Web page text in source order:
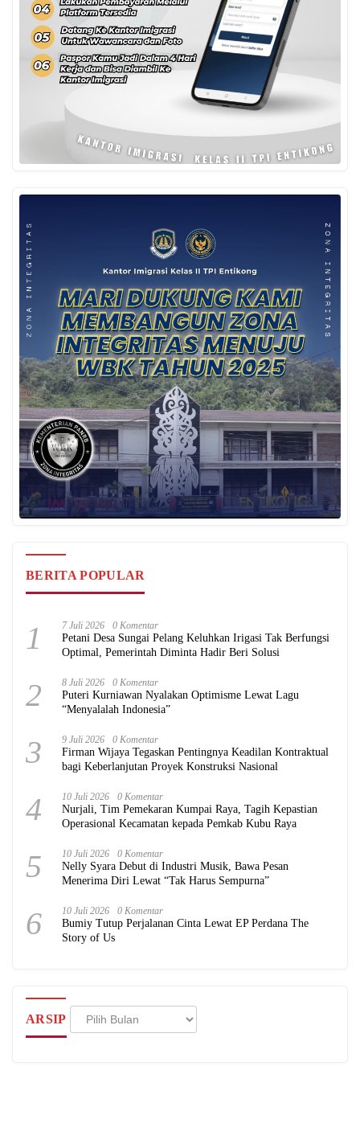
BERITA POPULAR
1 7 Juli 2026 0 Komentar
Petani Desa Sungai Pelang Keluhkan Irigasi Tak Berfungsi
Optimal, Pemerintah Diminta Hadir Beri Solusi
2 8 Juli 2026 0 Komentar
Puteri Kurniawan Nyalakan Optimisme Lewat Lagu
“Menyalalah Indonesia”
3 9 Juli 2026 0 Komentar
Firman Wijaya Tegaskan Pentingnya Keadilan Kontraktual
bagi Keberlanjutan Proyek Konstruksi Nasional
4 10 Juli 2026 0 Komentar
Nurjali, Tim Pemekaran Kumpai Raya, Tagih Kepastian
Operasional Kecamatan kepada Pemkab Kubu Raya
5 10 Juli 2026 0 Komentar
Nelly Syara Debut di Industri Musik, Bawa Pesan
Menerima Diri Lewat “Tak Harus Sempurna”
6 10 Juli 2026 0 Komentar
Bumiy Tutup Perjalanan Cinta Lewat EP Perdana The
Story of Us
ARSIP
Arsip